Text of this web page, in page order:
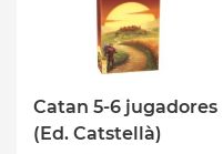
Catan 5-6 jugadores
(Ed. Catstellà)